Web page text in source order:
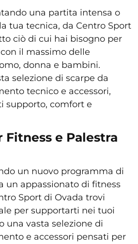
una partita intensa o
tua tecnica, da Centro Sport
ciò di cui hai bisogno per
il massimo delle
donna e bambini.
selezione di scarpe da
tecnico e accessori,
supporto, comfort e
e Palestra
un nuovo programma di
un appassionato di fitness
Sport di Ovada trovi
per supportarti nei tuoi
una vasta selezione di
e accessori pensati per